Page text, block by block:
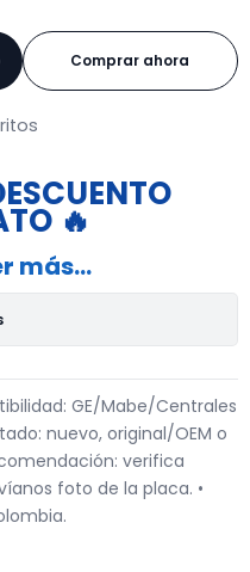
Comprar ahora
🔥
más…
GE/Mabe/Centrales
nuevo, original/OEM o
verifica
foto de la placa. •